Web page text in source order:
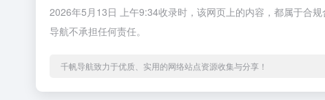
2026年5月13日 上午9:34收录时，该网页上的内容，都属于合
导航不承担任何责任。
千帆导航致力于优质、实用的网络站点资源收集与分享！